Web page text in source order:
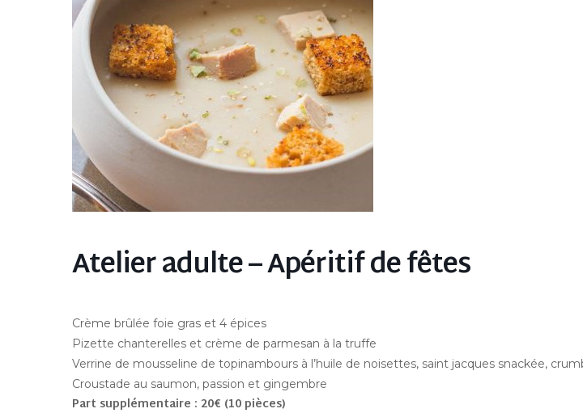
Atelier adulte – Apéritif de fêtes
Crème brûlée foie gras et 4 épices
Pizette chanterelles et crème de parmesan à la truffe
Verrine de mousseline de topinambours à l’huile de noisettes, saint jacques snackée,
Croustade au saumon, passion et gingembre
Part supplémentaire : 20€ (10 pièces)